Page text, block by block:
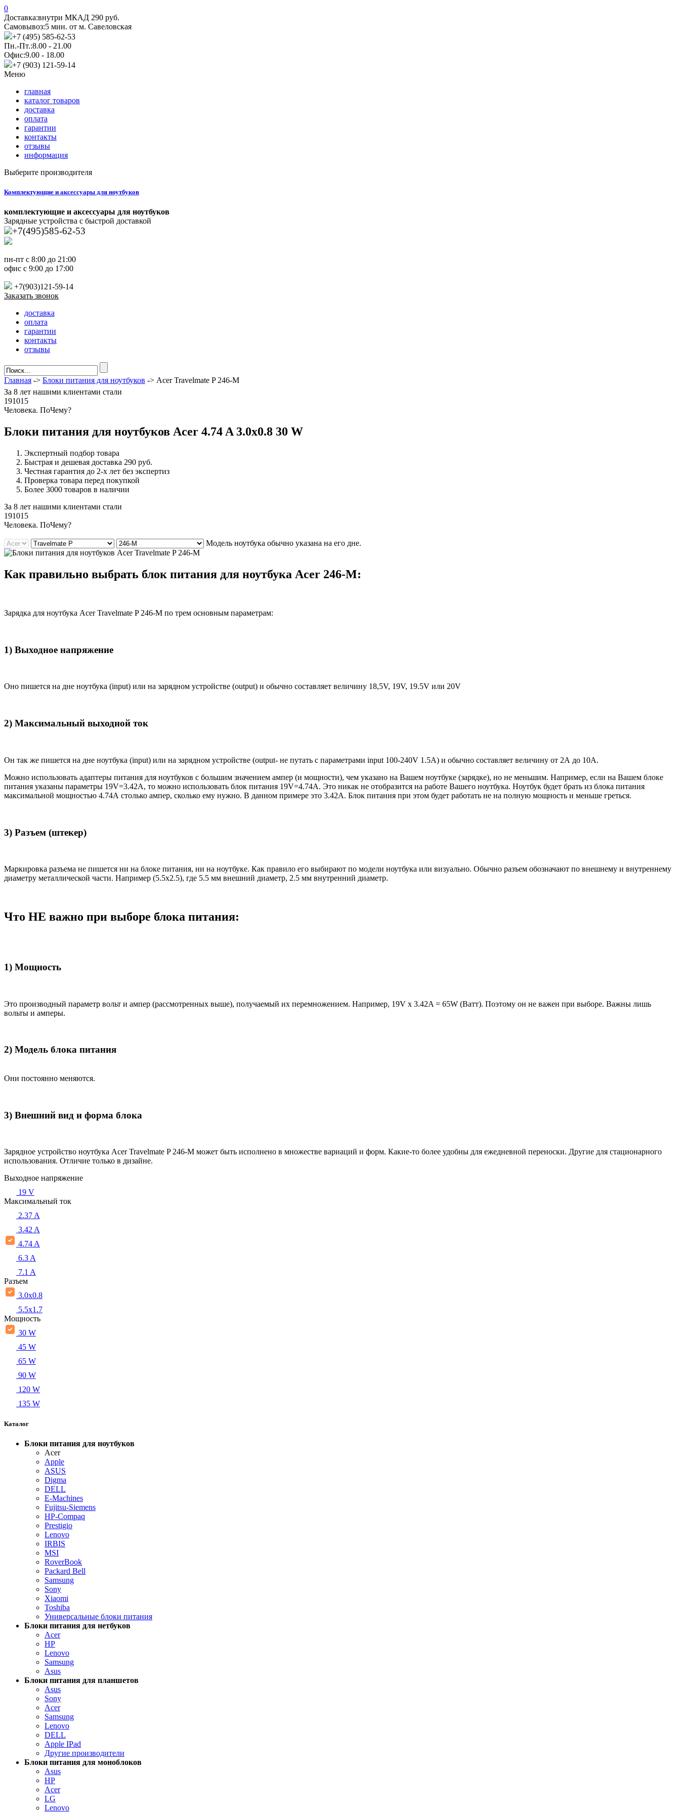
0
Доставка:внутри МКАД 290 руб.
Самовывоз:5 мин. от м. Савеловская
+7 (495) 585-62-53
Пн.-Пт.:8.00 - 21.00
Офис:9.00 - 18.00
+7 (903) 121-59-14
Меню
главная
каталог товаров
доставка
оплата
гарантии
контакты
отзывы
информация
Выберите производителя
Комплектующие и аксессуары для ноутбуков
комплектующие и аксессуары для ноутбуков
Зарядные устройства с быстрой доставкой
+7(495)585-62-53
пн-пт с 8:00 до 21:00
офис с 9:00 до 17:00
+7(903)121-59-14
Заказать звонок
доставка
оплата
гарантии
контакты
отзывы
Главная -> Блоки питания для ноутбуков -> Acer Travelmate P 246-M
За 8 лет нашими клиентами стали
191015
Человека. ПоЧему?
Блоки питания для ноутбуков Acer 4.74 A 3.0x0.8 30 W
Экспертный подбор товара
Быстрая и дешевая доставка 290 руб.
Честная гарантия до 2-х лет без экспертиз
Проверка товара перед покупкой
Более 3000 товаров в наличии
За 8 лет нашими клиентами стали
191015
Человека. ПоЧему?
Модель ноутбука обычно указана на его дне.
Как правильно выбрать блок питания для ноутбука Acer 246-M:
Зарядка для ноутбука Acer Travelmate P 246-M по трем основным параметрам:
1) Выходное напряжение
Оно пишется на дне ноутбука (input) или на зарядном устройстве (output) и обычно составляет величину 18,5V, 19V, 19.5V или 20V
2) Максимальный выходной ток
Он так же пишется на дне ноутбука (input) или на зарядном устройстве (output- не путать с параметрами input 100-240V 1.5A) и обычно составляет величину от 2А до 10A.
Можно использовать адаптеры питания для ноутбуков с большим значением ампер (и мощности), чем указано на Вашем ноутбуке (зарядке), но не меньшим. Например, если на Вашем блоке
питания указаны параметры 19V=3.42A, то можно использовать блок питания 19V=4.74A. Это никак не отобразится на работе Вашего ноутбука. Ноутбук будет брать из блока питания
максимальной мощностью 4.74А столько ампер, сколько ему нужно. В данном примере это 3.42А. Блок питания при этом будет работать не на полную мощность и меньше греться.
3) Разъем (штекер)
Маркировка разъема не пишется ни на блоке питания, ни на ноутбуке. Как правило его выбирают по модели ноутбука или визуально. Обычно разъем обозначают по внешнему и внутреннему
диаметру металлической части. Например (5.5x2.5), где 5.5 мм внешний диаметр, 2.5 мм внутренний диаметр.
Что НЕ важно при выборе блока питания:
1) Мощность
Это производный параметр вольт и ампер (рассмотренных выше), получаемый их перемножением. Например, 19V x 3.42A = 65W (Ватт). Поэтому он не важен при выборе. Важны лишь
вольты и амперы.
2) Модель блока питания
Они постоянно меняются.
3) Внешний вид и форма блока
Зарядное устройство ноутбука Acer Travelmate P 246-M может быть исполнено в множестве вариаций и форм. Какие-то более удобны для ежедневной переноски. Другие для стационарного
использования. Отличие только в дизайне.
Выходное напряжение
19 V
Максимальный ток
2.37 A
3.42 A
4.74 A
6.3 A
7.1 A
Разъем
3.0x0.8
5.5х1.7
Мощность
30 W
45 W
65 W
90 W
120 W
135 W
Каталог
Блоки питания для ноутбуков
Acer
Apple
ASUS
Digma
DELL
E-Machines
Fujitsu-Siemens
HP-Compaq
Prestigio
Lenovo
IRBIS
MSI
RoverBook
Packard Bell
Samsung
Sony
Xiaomi
Toshiba
Универсальные блоки питания
Блоки питания для нетбуков
Acer
HP
Lenovo
Samsung
Asus
Блоки питания для планшетов
Asus
Sony
Acer
Samsung
Lenovo
DELL
Apple IPad
Другие производители
Блоки питания для моноблоков
Asus
HP
Acer
LG
Lenovo